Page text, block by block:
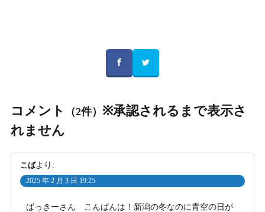
コメント （2件） ※承認されるまで表示さ
れません
こばより:
2025 年 2 月 3 日 19:25
ばっきーさん こんばんは！新潟の冬なのに青空の日が